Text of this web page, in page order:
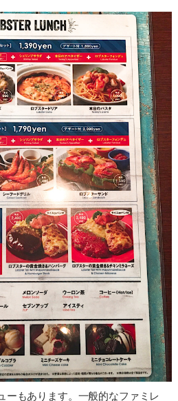
ーもあります。一般的なファミレ